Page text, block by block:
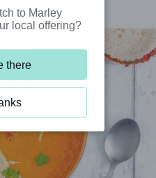
to Marley
local offering?
there